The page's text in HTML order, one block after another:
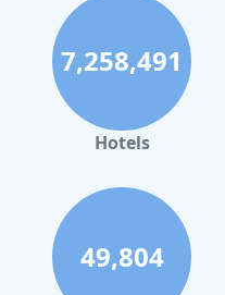
Familienhotels in Hessen
Familienhotels in Italien
Familienhotels in
Familienhotels in Berlin
Familienhotels in
Familienhotels auf
Familienhotels in
7,258,491
Hotels
49,804